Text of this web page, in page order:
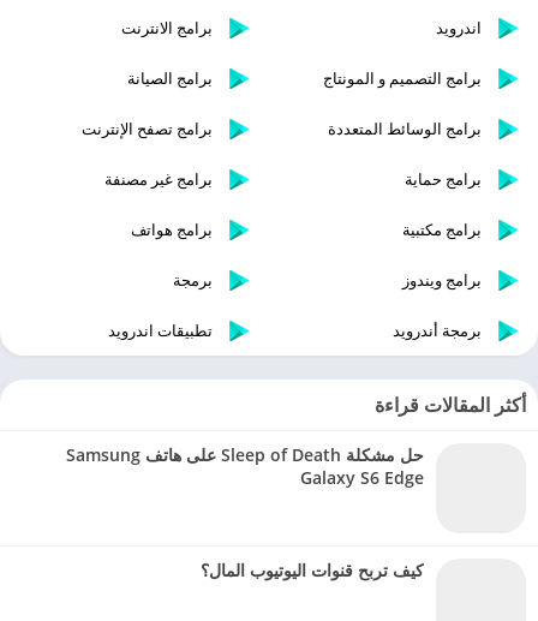
اندرويد برامج الانترنت
برامج التصميم و المونتاج برامج الصيانة
برامج الوسائط المتعددة برامج تصفح الإنترنت
برامج حماية برامج غير مصنفة
برامج مكتبية برامج هواتف
برامج ويندوز برمجة
برمجة أندرويد تطبيقات اندرويد
أكثر المقالات قراءة
حل مشكلة Sleep of Death على هاتف Samsung
Galaxy S6 Edge
كيف تربح قنوات اليوتيوب المال؟